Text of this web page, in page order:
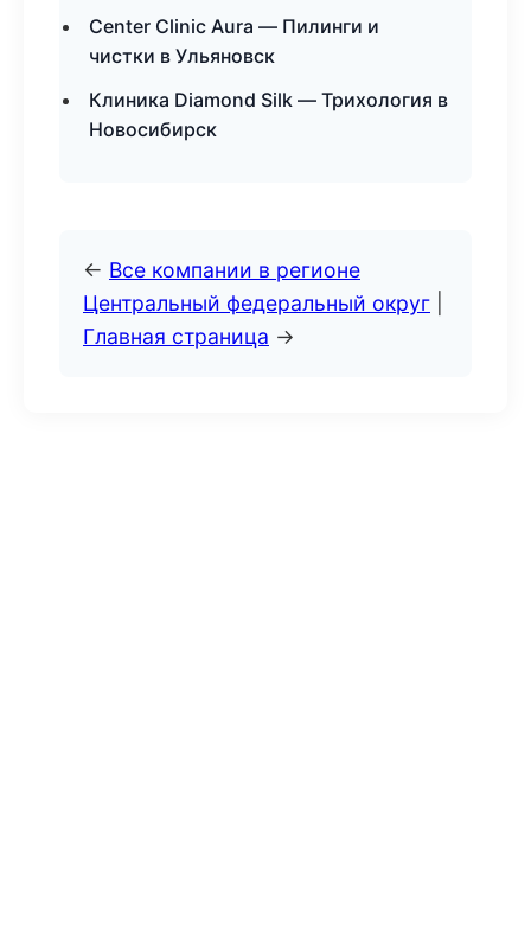
Center Clinic Aura — Пилинги и
чистки в Ульяновск
Клиника Diamond Silk — Трихология в
Новосибирск
← Все компании в регионе
Центральный федеральный округ
Главная страница →